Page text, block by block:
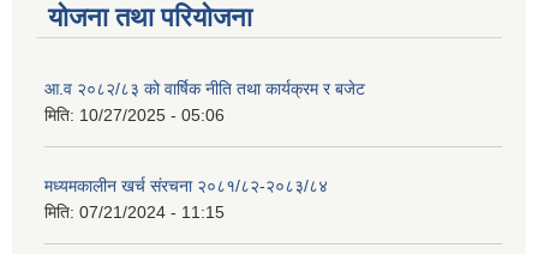
योजना तथा परियोजना
आ.व २०८२/८३ को वार्षिक नीति तथा कार्यक्रम र बजेट
मिति: 10/27/2025 - 05:06
मध्यमकालीन खर्च संरचना २०८१/८२-२०८३/८४
मिति: 07/21/2024 - 11:15